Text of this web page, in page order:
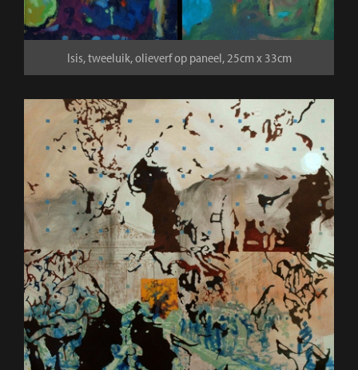
Isis, tweeluik, olieverf op paneel, 25cm x 33cm